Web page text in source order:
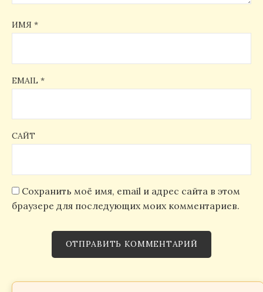
ИМЯ *
EMAIL *
САЙТ
Сохранить моё имя, email и адрес сайта в этом
браузере для последующих моих комментариев.